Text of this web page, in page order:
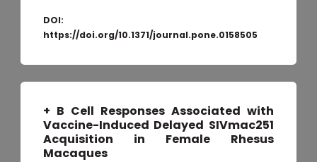
DOI:
https://doi.org/10.1371/journal.pone.0158505
+ B Cell Responses Associated with
Vaccine-Induced Delayed SIVmac251
Acquisition in Female Rhesus
Macaques